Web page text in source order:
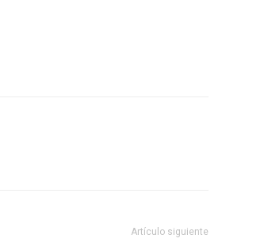
Artículo siguiente